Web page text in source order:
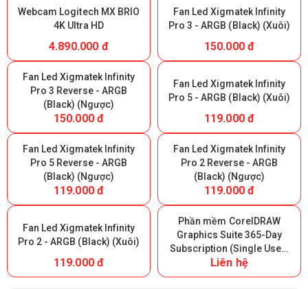
Webcam Logitech MX BRIO
4K Ultra HD
4.890.000 đ
Fan Led Xigmatek Infinity
Pro 3 - ARGB (Black) (Xuôi)
150.000 đ
Fan Led Xigmatek Infinity
Pro 3 Reverse - ARGB
(Black) (Ngược)
150.000 đ
Fan Led Xigmatek Infinity
Pro 5 - ARGB (Black) (Xuôi)
119.000 đ
Fan Led Xigmatek Infinity
Pro 5 Reverse - ARGB
(Black) (Ngược)
119.000 đ
Fan Led Xigmatek Infinity
Pro 2 Reverse - ARGB
(Black) (Ngược)
119.000 đ
Fan Led Xigmatek Infinity
Pro 2 - ARGB (Black) (Xuôi)
119.000 đ
Phần mềm CorelDRAW
Graphics Suite 365-Day
Subscription (Single User)
- 365 ngày
Liên hệ